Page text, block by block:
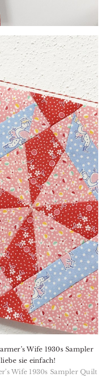
Wife 1930s Sampler
sie einfach!
Wife 1930s Sampler Quilt